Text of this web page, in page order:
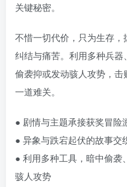
关键秘密。
不惜一切代价，只为生存
纠结与痛苦。利用多种兵
偷袭抑或发动骇人攻势，
一道难关。
● 剧情与主题承接获奖冒险
● 异象与跌宕起伏的故事交
● 利用多种工具，暗中偷袭
骇人攻势